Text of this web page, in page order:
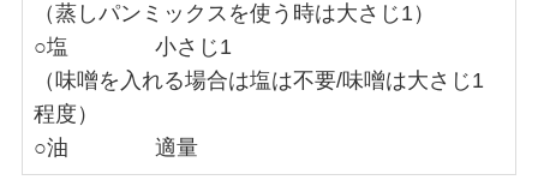
（蒸しパンミックスを使う時は大さじ1）
○塩 小さじ1
（味噌を入れる場合は塩は不要/味噌は大さじ1
程度）
○油 適量